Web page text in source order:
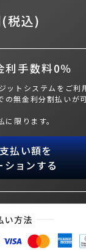
税込)
利手数料0％
ットシステムをご利
無金利分割払いが
限ります。
払い額を
ションする